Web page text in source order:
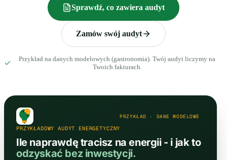
Sprawdź, co zawiera audyt
Zamów swój audyt
Przykład na danych modelowych (gastronomia). Twój audyt liczymy na
Twoich fakturach.
PRZYKŁAD · DANE MODELOWE
PRZYKŁADOWY AUDYT ENERGETYCZNY
Ile naprawdę tracisz na energii - i jak to
odzyskać bez inwestycji.